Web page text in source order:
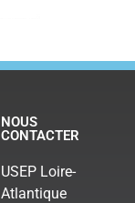
NOUS
CONTACTER
USEP Loire-
Atlantique